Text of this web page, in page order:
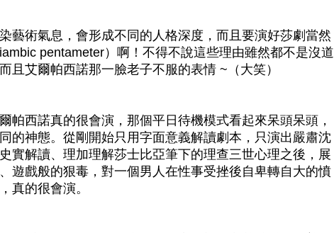
藝術氣息，會形成不同的人格深度，而且要演好莎劇當然
pentameter）啊！不得不說這些理由雖然都不是沒道
且艾爾帕西諾那一臉老子不服的表情 ~（大笑）
帕西諾真的很會演，那個平日待機模式看起來呆頭呆頭，
的神態。從剛開始只用字面意義解讀劇本，只演出嚴肅沈
實解讀、理加理解莎士比亞筆下的理查三世心理之後，展
遊戲般的狠毒，對一個男人在性事受挫後自卑轉自大的憤
的很會演。